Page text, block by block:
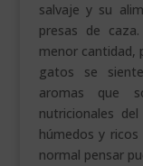
salvaje y su
presas de
menor cantidad,
gatos se
aromas que
nutricionales
húmedos y
normal pensar